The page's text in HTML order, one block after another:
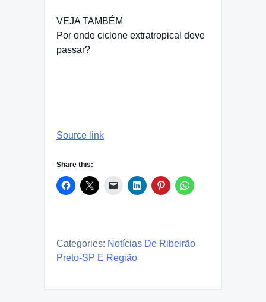
VEJA TAMBÉM
Por onde ciclone extratropical deve
passar?
Source link
Share this:
Categories: Notícias De Ribeirão
Preto-SP E Região